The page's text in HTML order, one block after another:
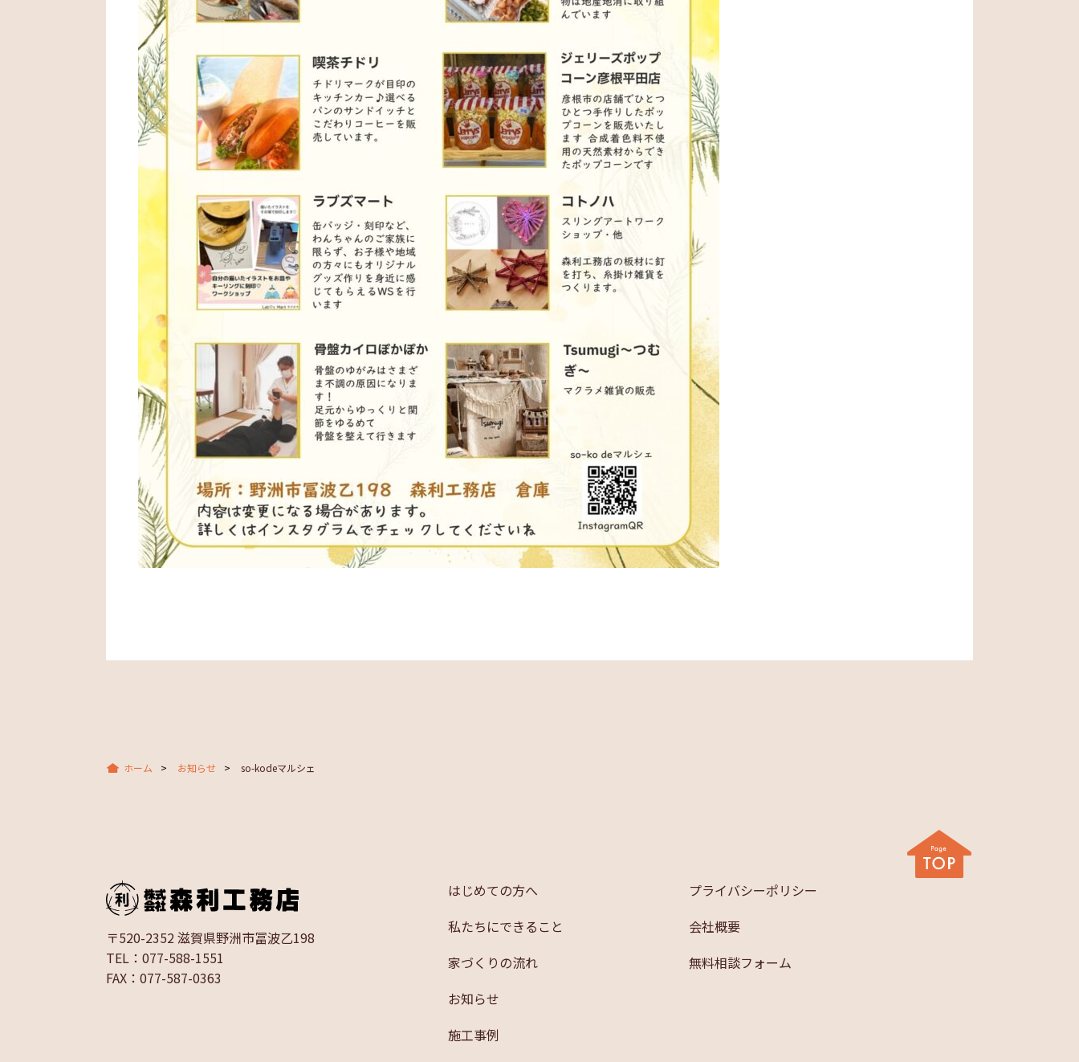
ホーム お知らせ so-kodeマルシェ
〒520-2352 滋賀県野洲市冨波乙198
TEL：077-588-1551
FAX：077-587-0363
はじめての方へ
私たちにできること
家づくりの流れ
お知らせ
施工事例
プライバシーポリシー
会社概要
無料相談フォーム